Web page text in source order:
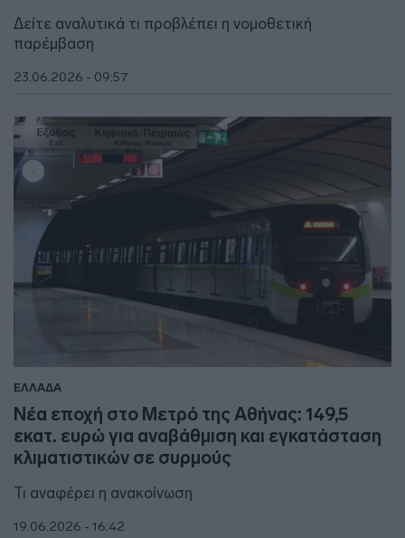
Δείτε αναλυτικά τι προβλέπει η νομοθετική
παρέμβαση
23.06.2026 - 09:57
ΕΛΛΑΔΑ
Νέα εποχή στο Μετρό της Αθήνας: 149,5
εκατ. ευρώ για αναβάθμιση και εγκατάσταση
κλιματιστικών σε συρμούς
Τι αναφέρει η ανακοίνωση
19.06.2026 - 16:42